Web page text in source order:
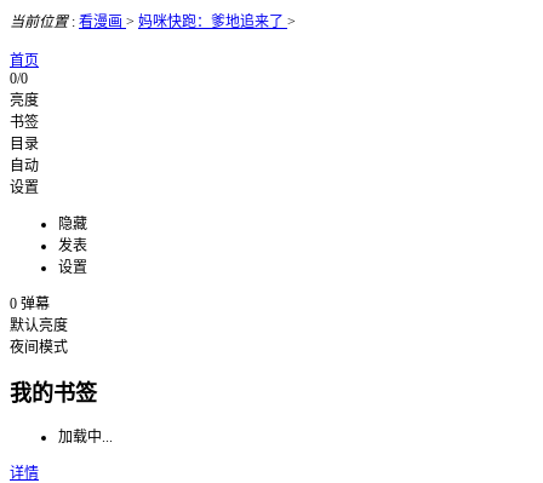
当前位置: 看漫画 > 妈咪快跑：爹地追来了 >
首页
0/0
亮度
书签
目录
自动
设置
隐藏
发表
设置
0 弹幕
默认亮度
夜间模式
我的书签
加载中...
详情